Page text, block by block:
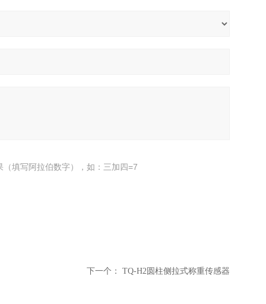
（填写阿拉伯数字），如：三加四=7
下一个： TQ-H2圆柱侧拉式称重传感器